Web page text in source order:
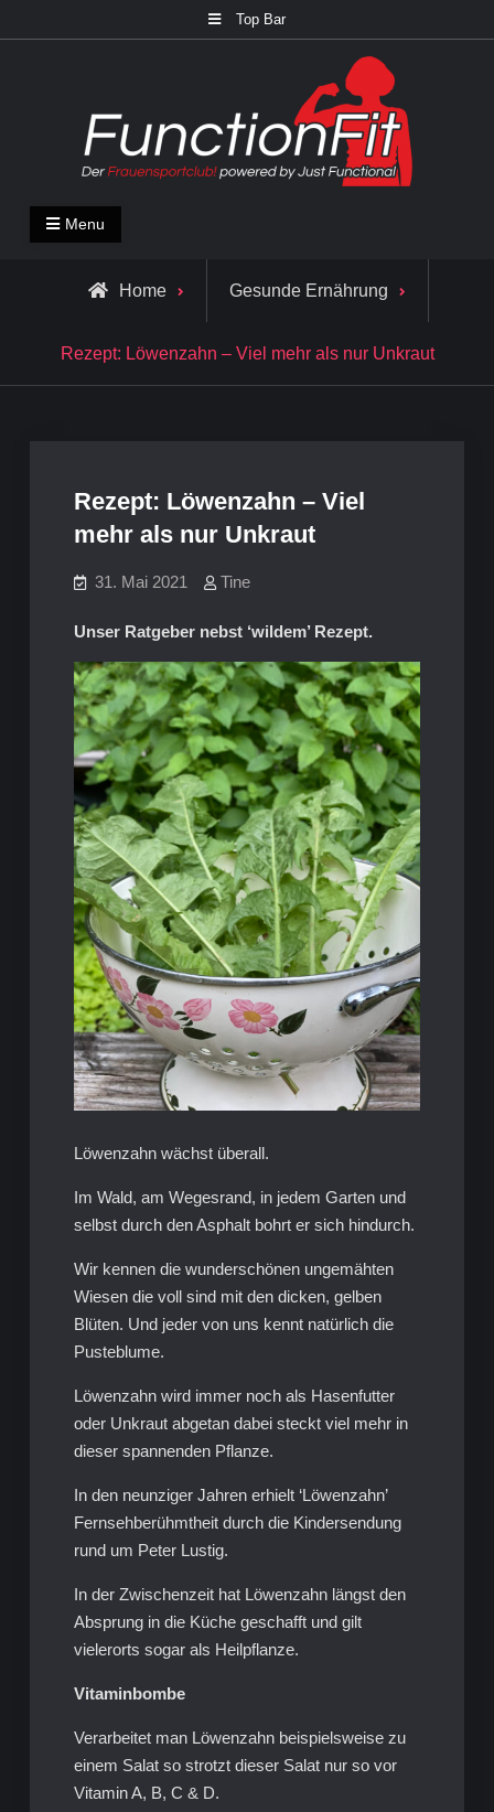
to
Top Bar
FunctionFit Blog
Fitness und Lifestyle Blog
Menu
Home Gesunde Ernährung
Rezept: Löwenzahn – Viel mehr als nur Unkraut
Rezept: Löwenzahn – Viel
mehr als nur Unkraut
31. Mai 2021 Tine
Unser Ratgeber nebst ‘wildem’ Rezept.
Löwenzahn wächst überall.
Im Wald, am Wegesrand, in jedem Garten und
selbst durch den Asphalt bohrt er sich hindurch.
Wir kennen die wunderschönen ungemähten
Wiesen die voll sind mit den dicken, gelben
Blüten. Und jeder von uns kennt natürlich die
Pusteblume.
Löwenzahn wird immer noch als Hasenfutter
oder Unkraut abgetan dabei steckt viel mehr in
dieser spannenden Pflanze.
In den neunziger Jahren erhielt ‘Löwenzahn’
Fernsehberühmtheit durch die Kindersendung
rund um Peter Lustig.
In der Zwischenzeit hat Löwenzahn längst den
Absprung in die Küche geschafft und gilt
vielerorts sogar als Heilpflanze.
Vitaminbombe
Verarbeitet man Löwenzahn beispielsweise zu
einem Salat so strotzt dieser Salat nur so vor
Vitamin A, B, C & D.